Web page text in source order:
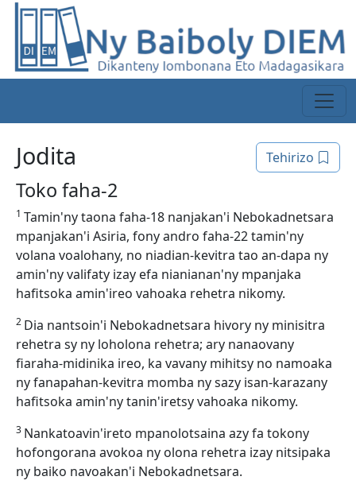
Tehirizo
Jodita
Toko faha-2
1 Tamin'ny taona faha-18 nanjakan'i Nebokadnetsara
mpanjakan'i Asiria, fony andro faha-22 tamin'ny
volana voalohany, no niadian-kevitra tao an-dapa ny
amin'ny valifaty izay efa nianianan'ny mpanjaka
hafitsoka amin'ireo vahoaka rehetra nikomy.
2 Dia nantsoin'i Nebokadnetsara hivory ny minisitra
rehetra sy ny loholona rehetra; ary nanaovany
fiaraha-midinika ireo, ka vavany mihitsy no namoaka
ny fanapahan-kevitra momba ny sazy isan-karazany
hafitsoka amin'ny tanin'iretsy vahoaka nikomy.
3 Nankatoavin'ireto mpanolotsaina azy fa tokony
hofongorana avokoa ny olona rehetra izay nitsipaka
ny baiko navoakan'i Nebokadnetsara.